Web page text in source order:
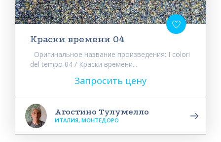
Краски времени 04
Оригинальное название произведения: I colori
del tempo 04 / Краски времени...
Запросить цену
Агостино Тулумелло
ИТАЛИЯ, МОНТЕДОРО